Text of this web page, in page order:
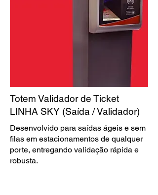
Totem Validador de Ticket
LINHA SKY (Saída / Validador)
Desenvolvido para saídas ágeis e sem
filas em estacionamentos de qualquer
porte, entregando validação rápida e
robusta.